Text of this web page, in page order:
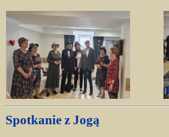
Spotkanie z Jogą